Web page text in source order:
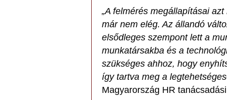
„A felmérés megállapításai
már nem elég. Az állandó
elsődleges szempont lett a
munkatársakba és a
szükséges ahhoz, hogy
így tartva meg a
Magyarország HR